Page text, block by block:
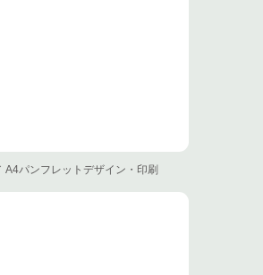
A4パンフレットデザイン・印刷